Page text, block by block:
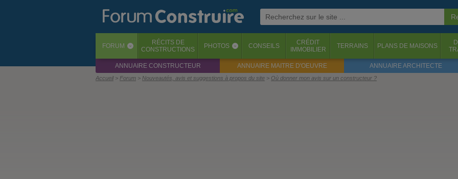
FORUM ‹ RÉCITS DE
CONSTRUCTIONS
PHOTOS ‹ CONSEILS
CRÉDIT
IMMOBILIER
TERRAINS PLANS DE MAISONS
ANNUAIRE CONSTRUCTEUR ANNUAIRE MAITRE D'OEUVRE ANNUAIRE ARCHITECTE
Accueil Forum Nouveautés, avis et suggestions à propos du site Où donner mon avis sur un constructeur ?